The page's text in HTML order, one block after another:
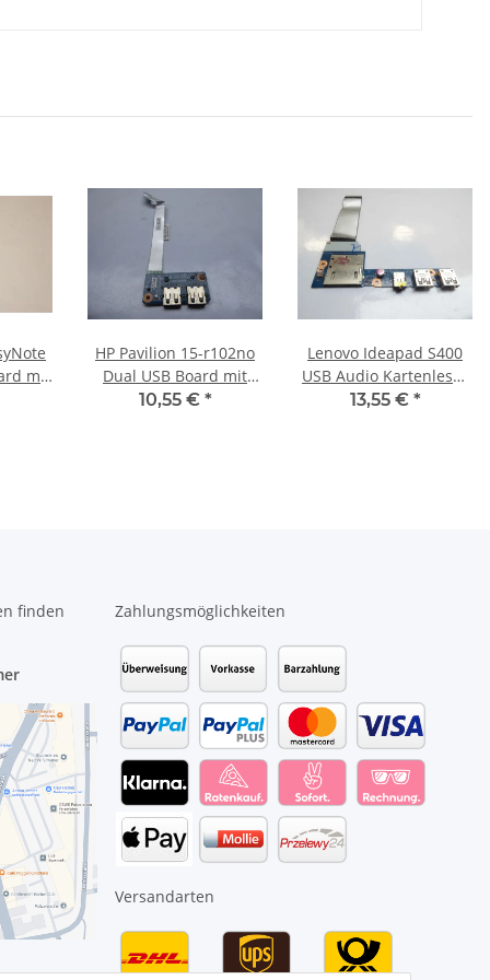
mit
HP Pavilion 15-r102no
Dual USB Board mit
Kabel LS-A993P #4702
10,55 € *
Lenovo Ideapad S400
USB Audio Kartenleser
Card Reader Board LS-
13,55 € *
finden Zahlungsmöglichkeiten
Versandarten